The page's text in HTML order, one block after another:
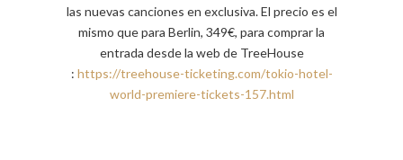
las nuevas canciones en exclusiva. El precio es el
mismo que para Berlin, 349€, para comprar la
entrada desde la web de TreeHouse
: https://treehouse-ticketing.com/tokio-hotel-
world-premiere-tickets-157.html